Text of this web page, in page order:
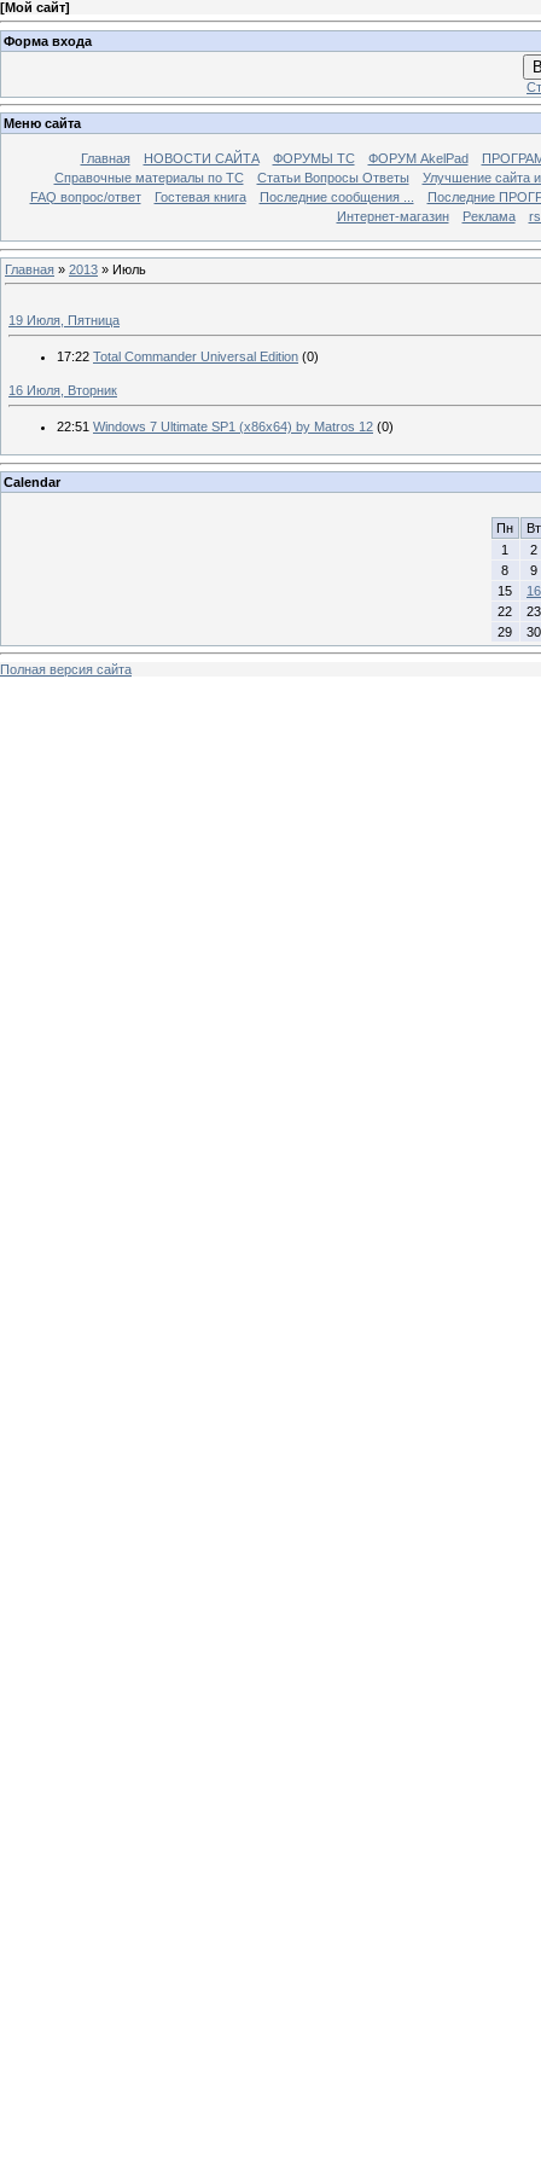
[Мой сайт]
Форма входа
Меню сайта
Главная НОВОСТИ САЙТА ФОРУМЫ TC ФОРУМ AkelPad
Справочные материалы по TС
Статьи Вопросы Ответы
Улучшение сайта
FAQ вопрос/ответ
Гостевая книга Последние сообщения ...
Последние
Интернет-магазин
Реклама
Главная » 2013 » Июль
19 Июля, Пятница
17:22 Total Commander Universal Edition (0)
16 Июля, Вторник
22:51 Windows 7 Ultimate SP1 (x86x64) by Matros 12 (0)
Calendar
Пн
Вт
1
2
8
9
15
16
22
23
29
30
Полная версия сайта